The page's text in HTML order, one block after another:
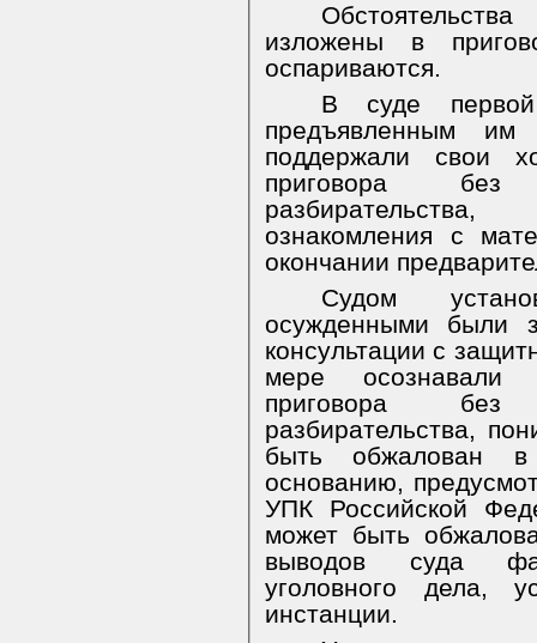
изложены в
оспариваются.
В суде
предъявленным им
поддержали свои
приговора без
ознакомления с
окончании
Судом
осужденными были
консультации с
мере осознавали
приговора без
разбирательства,
быть обжалован в
основанию,
УПК Российской
может быть
выводов суда
уголовного дела,
инстанции.